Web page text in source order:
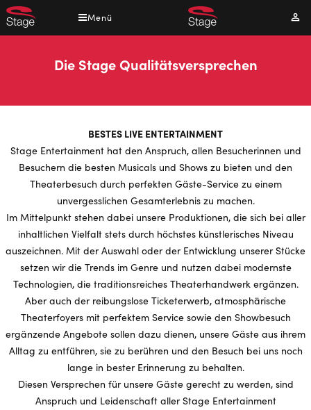
Direkt
zum
Menü
Die Stage Qualitätsversprechen
BESTES LIVE ENTERTAINMENT
Stage Entertainment hat den Anspruch, allen Besucherinnen und
Besuchern die besten Musicals und Shows zu bieten und den
Theaterbesuch durch perfekten Gäste-Service zu einem
unvergesslichen Gesamterlebnis zu machen.
Im Mittelpunkt stehen dabei unsere Produktionen, die sich bei aller
inhaltlichen Vielfalt stets durch höchstes künstlerisches Niveau
auszeichnen. Mit der Auswahl oder der Entwicklung unserer Stücke
setzen wir die Trends im Genre und nutzen dabei modernste
Technologien, die traditionsreiches Theaterhandwerk ergänzen.
Aber auch der reibungslose Ticketerwerb, atmosphärische
Theaterfoyers mit perfektem Service sowie den Showbesuch
ergänzende Angebote sollen dazu dienen, unsere Gäste aus ihrem
Alltag zu entführen, sie zu berühren und den Besuch bei uns noch
lange in bester Erinnerung zu behalten.
Diesen Versprechen für unsere Gäste gerecht zu werden, sind
Anspruch und Leidenschaft aller Stage Entertainment